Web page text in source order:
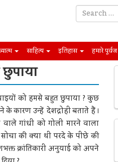
साहित्य इतिहास हमारे पूर्वज
को हमसे बहुत छुपाया ? कुछ
के कारण उन्‍हें देशद्रोही बताते हैं ।
गांधी को गोली मारने वाला
की क्या थी परदे के पीछे की
क्रांतिकारी अनुयाई को अपने